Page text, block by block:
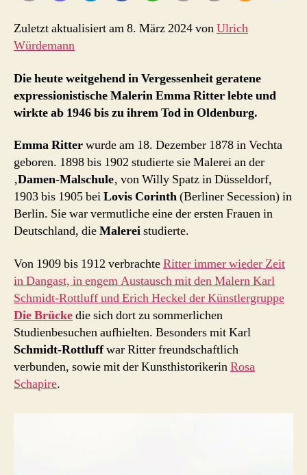
Zuletzt aktualisiert am 8. März 2024 vonUlrich
Würdemann
Die heute weitgehend in Vergessenheit geratene
expressionistische Malerin Emma Ritter lebte und
wirkte ab 1946 bis zu ihrem Tod in Oldenburg.
Emma Ritterwurde am 18. Dezember 1878 in Vechta
geboren. 1898 bis 1902 studierte sie Malerei an der
‚Damen-Malschule‚ von Willy Spatz in Düsseldorf,
1903 bis 1905 beiLovis Corinth(Berliner Secession) in
Berlin. Sie war vermutliche eine der ersten Frauen in
Deutschland, dieMalereistudierte.
Von 1909 bis 1912 verbrachteRitter immer wieder Zeit
in Dangast, in engem Austausch mit den Malern Karl
Schmidt-Rottluff und Erich Heckel der Künstlergruppe
Die Brückedie sich dort zu sommerlichen
Studienbesuchen aufhielten. Besonders mit Karl
Schmidt-Rottluffwar Ritter freundschaftlich
verbunden, sowie mit der KunsthistorikerinRosa
Schapire.